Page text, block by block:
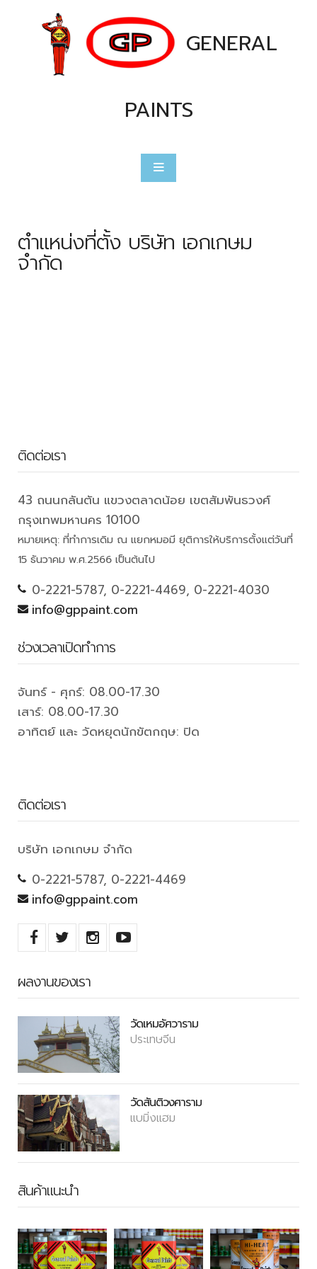
GENERAL
PAINTS
ตำแหน่งที่ตั้ง บริษัท เอกเกษม
จำกัด
ติดต่อเรา
43 ถนนกลันตัน แขวงตลาดน้อย เขตสัมพันธวงศ์
กรุงเทพมหานคร 10100
หมายเหตุ: ที่ทำการเดิม ณ แยกหมอมี ยุติการให้บริการตั้งแต่วันที่
15 ธันวาคม พ.ศ.2566 เป็นต้นไป
0-2221-5787, 0-2221-4469, 0-2221-4030
info@gppaint.com
ช่วงเวลาเปิดทำการ
จันทร์ - ศุกร์: 08.00-17.30
เสาร์: 08.00-17.30
อาทิตย์ และ วัดหยุดนักขัตกฤษ: ปิด
ติดต่อเรา
บริษัท เอกเกษม จำกัด
0-2221-5787, 0-2221-4469
info@gppaint.com
ผลงานของเรา
วัดเหมอัศวาราม
ประเทษจีน
วัดสันติวงศาราม
แบมิ่งแฮม
สินค้าแนะนำ